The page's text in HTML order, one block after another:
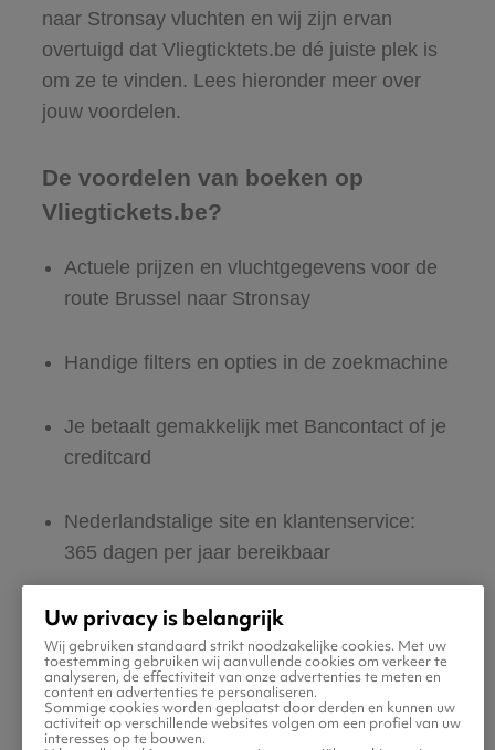
naar Stronsay vluchten en wij zijn ervan
overtuigd dat Vliegticktets.be dé juiste plek is
om ze te vinden. Lees hieronder meer over
jouw voordelen.
De voordelen van boeken op
Vliegtickets.be?
Actuele prijzen en vluchtgegevens voor de
route Brussel naar Stronsay
Handige filters en opties in de zoekmachine
Je betaalt gemakkelijk met Bancontact of je
creditcard
Nederlandstalige site en klantenservice:
365 dagen per jaar bereikbaar
Zeker van veilig boeken en betalen
Boek ook direct een hotel of huurauto voor
in Stronsay
Uw privacy is belangrijk
Wij gebruiken standaard strikt noodzakelijke cookies. Met uw
toestemming gebruiken wij aanvullende cookies om verkeer te
analyseren, de effectiviteit van onze advertenties te meten en
content en advertenties te personaliseren.
Sommige cookies worden geplaatst door derden en kunnen uw
activiteit op verschillende websites volgen om een profiel van uw
interesses op te bouwen.